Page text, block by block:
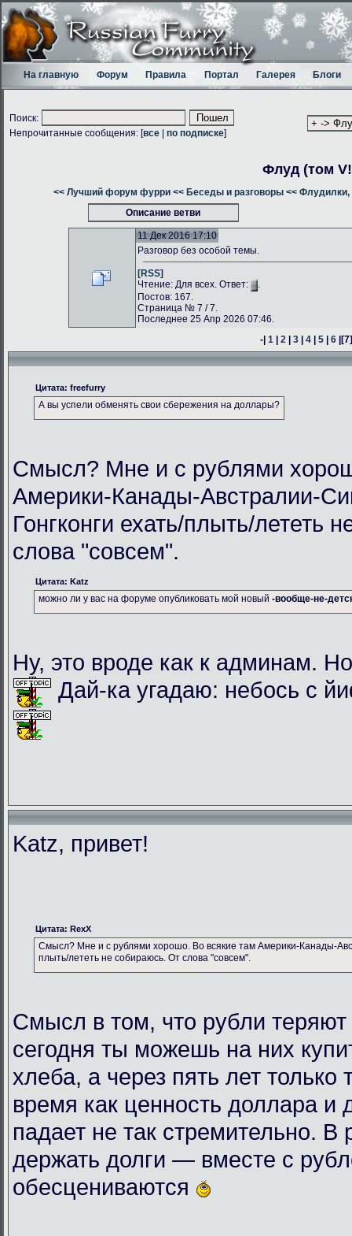
На главную Форум Правила Портал Галерея Блоги
Поиск:
Непрочитанные сообщения: [все по подписке]
Флуд (том
<< Лучший форум фурри << Беседы и разговоры << Флудилки,
Описание ветви
11 Дек 2016 17:10
Разговор без особой темы.
[RSS]
Чтение: Для всех. Ответ:
.
Постов: 167.
Страница № 7 / 7.
Последнее 25 Апр 2026 07:46.
-|1 |2 |3 |4 |5 |6 |
Цитата: freefurry
А вы успели обменять свои сбережения на доллары?
Смысл? Мне и с рублями
Америки-Канады-Австралии-
Гонгконги ехать/плыть/лететь
слова "совсем".
Цитата: Katz
можно ли у вас на форуме опубликовать мой новый -вообще-не-
Ну, это вроде как к админам.
Дай-ка угадаю: небось с
Katz, привет!
Цитата: RexX
Смысл? Мне и с рублями хорошо. Во всякие там Америки-Канады-
плыть/лететь не собираюсь. От слова "совсем".
Смысл в том, что рубли теряют
сегодня ты можешь на них
хлеба, а через пять лет только
время как ценность доллара и
падает не так стремительно. В
держать долги — вместе с
обесцениваются